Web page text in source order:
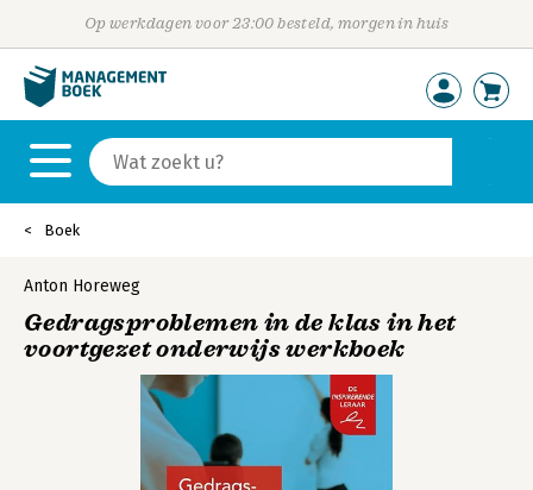
Op werkdagen voor 23:00 besteld, morgen in huis
Boek
Anton Horeweg
Gedragsproblemen in de klas in het
voortgezet onderwijs werkboek